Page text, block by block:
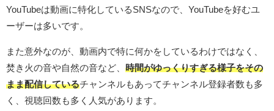
YouTubeは動画に特化しているSNSなので、YouTubeを好むユ
ーザーは多いです。
また意外なのが、動画内で特に何かをしているわけではなく、
焚き火の音や自然の音など、 時間がゆっくりすぎる様子をその
まま配信しているチャンネルもあってチャンネル登録者数も多
く、視聴回数も多く人気があります。